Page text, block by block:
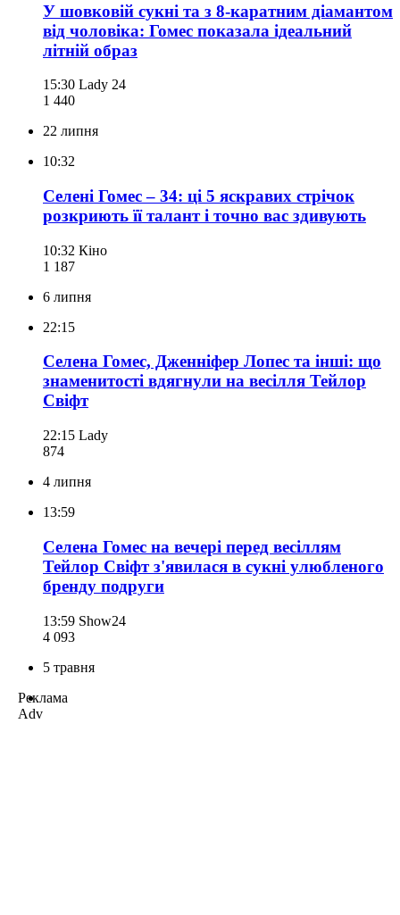
У шовковій сукні та з 8-каратним діамантом
від чоловіка: Гомес показала ідеальний
літній образ
15:30 Lady 24
1 440
22 липня
10:32
Селені Гомес – 34: ці 5 яскравих стрічок
розкриють її талант і точно вас здивують
10:32 Кіно
1 187
6 липня
22:15
Селена Гомес, Дженніфер Лопес та інші: що
знаменитості вдягнули на весілля Тейлор
Свіфт
22:15 Lady
874
4 липня
13:59
Селена Гомес на вечері перед весіллям
Тейлор Свіфт з'явилася в сукні улюбленого
бренду подруги
13:59 Show24
4 093
5 травня
Реклама
Adv